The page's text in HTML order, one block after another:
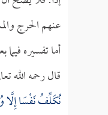
عنهم الحرج
أما تفسيره
قال رحمه الله
نُكَلِّفُ نَفْسًا إِلَّا